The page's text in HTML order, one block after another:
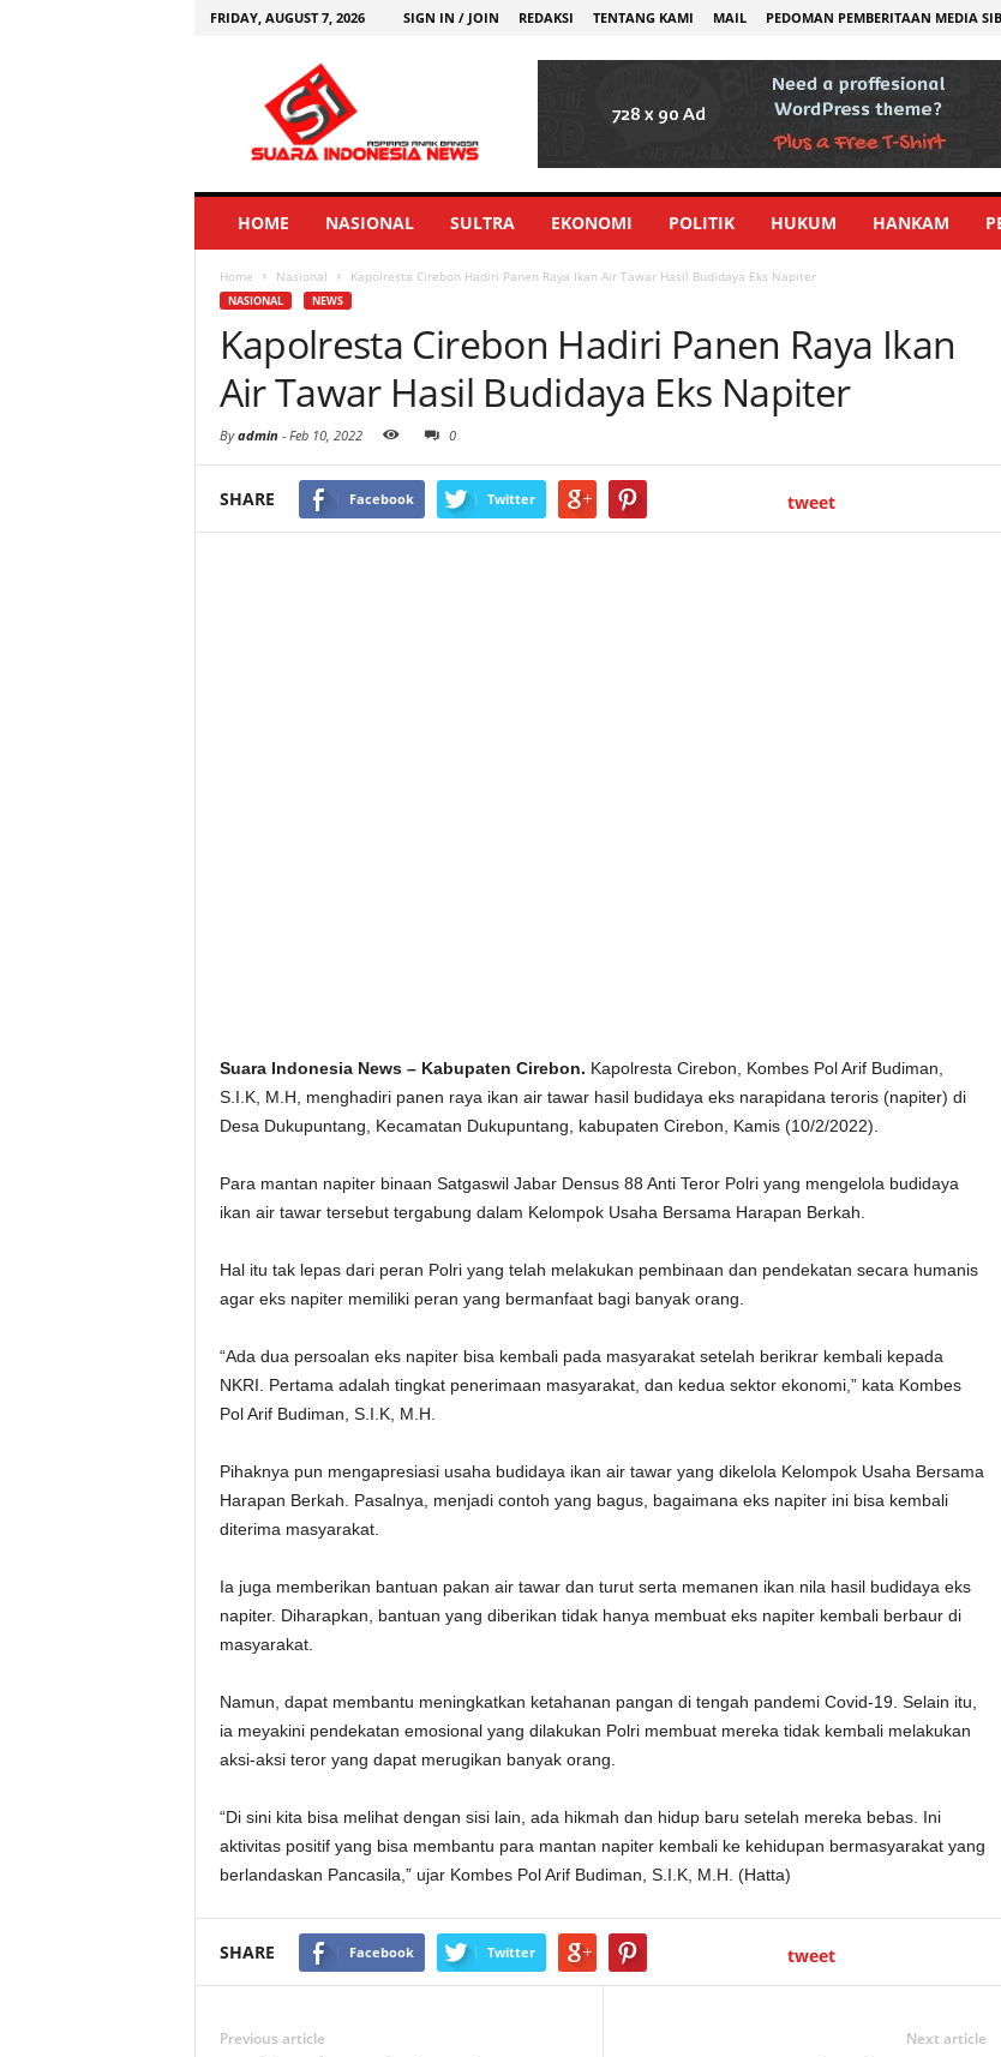
FRIDAY, AUGUST 7, 2026 SIGN IN / JOIN REDAKSI TENTANG KAMI MAIL PEDOMAN PEMBERITAAN MEDIA
HOME NASIONAL SULTRA EKONOMI POLITIK HUKUM HANKAM
Home Nasional Kapolresta Cirebon Hadiri Panen Raya Ikan Air Tawar Hasil Budidaya Eks Napiter
NASIONAL NEWS
Kapolresta Cirebon Hadiri Panen Raya Ikan
Air Tawar Hasil Budidaya Eks Napiter
Byadmin - Feb 10, 2022 0
SHARE Facebook Twitter tweet
Suara Indonesia News – Kabupaten Cirebon. Kapolresta Cirebon, Kombes Pol Arif Budiman,
S.I.K, M.H, menghadiri panen raya ikan air tawar hasil budidaya eks narapidana teroris (napiter) di
Desa Dukupuntang, Kecamatan Dukupuntang, kabupaten Cirebon, Kamis (10/2/2022).
Para mantan napiter binaan Satgaswil Jabar Densus 88 Anti Teror Polri yang mengelola budidaya
ikan air tawar tersebut tergabung dalam Kelompok Usaha Bersama Harapan Berkah.
Hal itu tak lepas dari peran Polri yang telah melakukan pembinaan dan pendekatan secara humanis
agar eks napiter memiliki peran yang bermanfaat bagi banyak orang.
“Ada dua persoalan eks napiter bisa kembali pada masyarakat setelah berikrar kembali kepada
NKRI. Pertama adalah tingkat penerimaan masyarakat, dan kedua sektor ekonomi,” kata Kombes
Pol Arif Budiman, S.I.K, M.H.
Pihaknya pun mengapresiasi usaha budidaya ikan air tawar yang dikelola Kelompok Usaha Bersama
Harapan Berkah. Pasalnya, menjadi contoh yang bagus, bagaimana eks napiter ini bisa kembali
diterima masyarakat.
Ia juga memberikan bantuan pakan air tawar dan turut serta memanen ikan nila hasil budidaya eks
napiter. Diharapkan, bantuan yang diberikan tidak hanya membuat eks napiter kembali berbaur di
masyarakat.
Namun, dapat membantu meningkatkan ketahanan pangan di tengah pandemi Covid-19. Selain itu,
ia meyakini pendekatan emosional yang dilakukan Polri membuat mereka tidak kembali melakukan
aksi-aksi teror yang dapat merugikan banyak orang.
“Di sini kita bisa melihat dengan sisi lain, ada hikmah dan hidup baru setelah mereka bebas. Ini
aktivitas positif yang bisa membantu para mantan napiter kembali ke kehidupan bermasyarakat yang
berlandaskan Pancasila,” ujar Kombes Pol Arif Budiman, S.I.K, M.H. (Hatta)
SHARE Facebook Twitter tweet
Previous article Next article